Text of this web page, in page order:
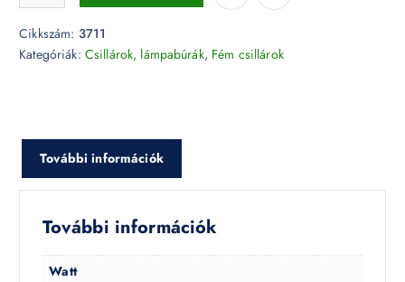
Cikkszám: 3711
Kategóriák: Csillárok, lámpabúrák, Fém csillárok
További információk
További információk
Watt